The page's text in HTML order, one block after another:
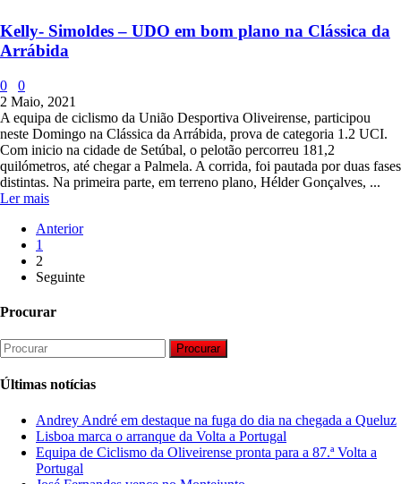
Kelly- Simoldes – UDO em bom plano na Clássica da
Arrábida
0
0
2 Maio, 2021
A equipa de ciclismo da União Desportiva Oliveirense, participou
neste Domingo na Clássica da Arrábida, prova de categoria 1.2 UCI.
Com inicio na cidade de Setúbal, o pelotão percorreu 181,2
quilómetros, até chegar a Palmela. A corrida, foi pautada por duas fases
distintas. Na primeira parte, em terreno plano, Hélder Gonçalves, ...
Ler mais
Anterior
1
2
Seguinte
Procurar
Procurar
Últimas notícias
Andrey André em destaque na fuga do dia na chegada a Queluz
Lisboa marca o arranque da Volta a Portugal
Equipa de Ciclismo da Oliveirense pronta para a 87.ª Volta a
Portugal